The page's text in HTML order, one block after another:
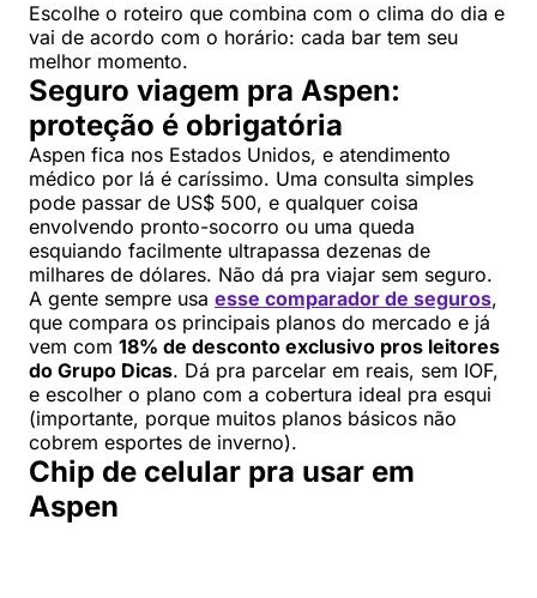
Escolhe o roteiro que combina com o clima do dia e
vai de acordo com o horário: cada bar tem seu
melhor momento.
Seguro viagem pra Aspen:
proteção é obrigatória
Aspen fica nos Estados Unidos, e atendimento
médico por lá é caríssimo. Uma consulta simples
pode passar de US$ 500, e qualquer coisa
envolvendo pronto-socorro ou uma queda
esquiando facilmente ultrapassa dezenas de
milhares de dólares. Não dá pra viajar sem seguro.
A gente sempre usa esse comparador de seguros,
que compara os principais planos do mercado e já
vem com 18% de desconto exclusivo pros leitores
do Grupo Dicas. Dá pra parcelar em reais, sem IOF,
e escolher o plano com a cobertura ideal pra esqui
(importante, porque muitos planos básicos não
cobrem esportes de inverno).
Chip de celular pra usar em
Aspen